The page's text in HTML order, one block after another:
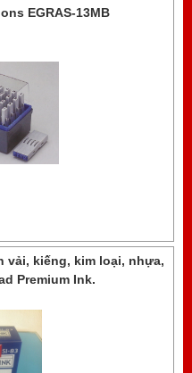
EGRAS-13MB
vải, kiếng, kim loại, nhựa,
Premium Ink.